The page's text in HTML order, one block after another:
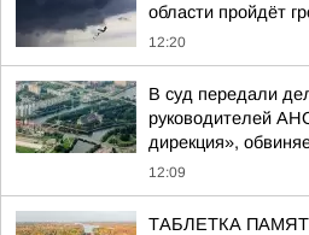
области пройдёт
12:20
В суд передали
руководителей
дирекция»,
12:09
ТАБЛЕТКА